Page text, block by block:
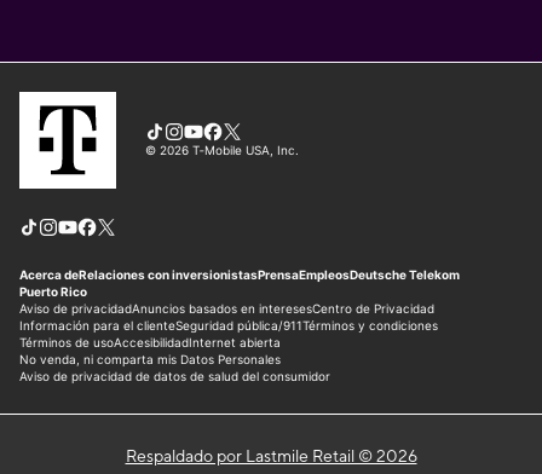
Respaldado por Lastmile Retail © 2026